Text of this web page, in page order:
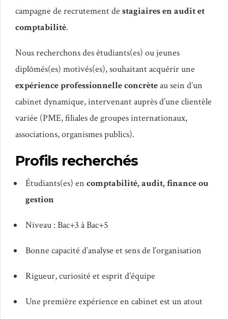
campagne de recrutement de stagiaires en audit et
comptabilité.
Nous recherchons des étudiants(es) ou jeunes
diplômés(es) motivés(es), souhaitant acquérir une
expérience professionnelle concrèteau sein d’un
cabinet dynamique, intervenant auprès d’une clientèle
variée (PME, filiales de groupes internationaux,
associations, organismes publics).
Profils recherchés
Étudiants(es) en comptabilité, audit, finance ou
gestion
Niveau : Bac+3 à Bac+5
Bonne capacité d’analyse et sens de l’organisation
Rigueur, curiosité et esprit d’équipe
Une première expérience en cabinet est un atout